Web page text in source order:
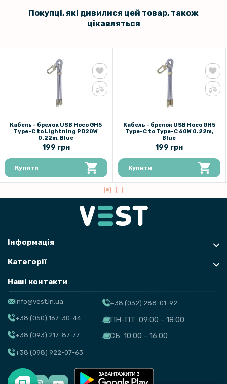
Покупці, які дивилися цей товар, також
цікавляться
Кабель - брелок USB Hoco GH5
Type-C to Lightning PD20W
0.22m, Blue
199 грн
Купити
Кабель - брелок USB Hoco GH5
Type-C to Type-C 60W 0.22m,
Blue
199 грн
Купити
Інформація
Категорії
Наші контакти
info@vest.in.ua
+38 (050) 167-30-44
+38 (093) 217-87-77
+38 (098) 922-07-63
+38 (032) 288-01-92
ПН-ПТ: 09:00 - 18:00
СБ: 10:00 - 16:00